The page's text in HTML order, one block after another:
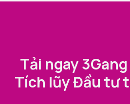
Tải ngay
Tích lũy Đầu tư